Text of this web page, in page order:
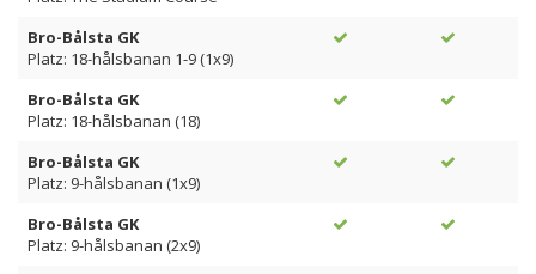
Bro-Bålsta GK
Platz: 18-hålsbanan 1-9 (1x9)
Bro-Bålsta GK
Platz: 18-hålsbanan (18)
Bro-Bålsta GK
Platz: 9-hålsbanan (1x9)
Bro-Bålsta GK
Platz: 9-hålsbanan (2x9)